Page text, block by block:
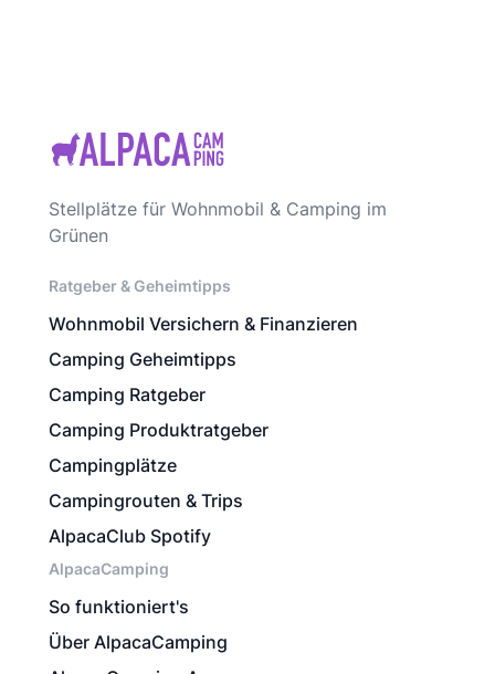
Stellplätze für Wohnmobil & Camping im
Grünen
Ratgeber & Geheimtipps
Wohnmobil Versichern & Finanzieren
Camping Geheimtipps
Camping Ratgeber
Camping Produktratgeber
Campingplätze
Campingrouten & Trips
AlpacaClub Spotify
AlpacaCamping
So funktioniert's
Über AlpacaCamping